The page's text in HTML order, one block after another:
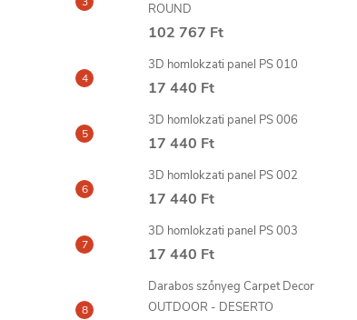
ROUND
102 767 Ft
3D homlokzati panel PS 010
17 440 Ft
3D homlokzati panel PS 006
17 440 Ft
3D homlokzati panel PS 002
17 440 Ft
3D homlokzati panel PS 003
17 440 Ft
Darabos szőnyeg Carpet Decor
OUTDOOR - DESERTO